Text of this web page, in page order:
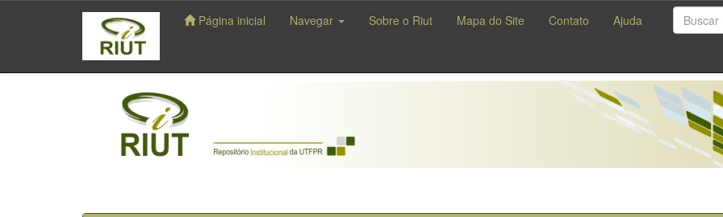
navigation
Página inicial Navegar Sobre o Riut Mapa do Site Contato Ajuda